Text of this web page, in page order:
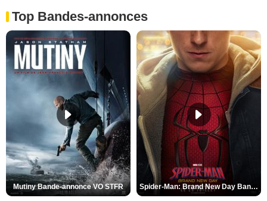
Top Bandes-annonces
Mutiny Bande-annonce VO STFR Spider-Man: Brand New Day Bande-annonce VO STFR